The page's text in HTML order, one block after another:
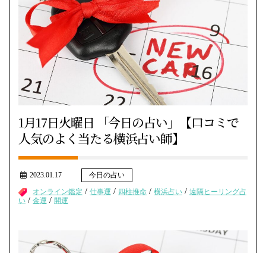
1月17日火曜日 「今日の占い」【口コミで
人気のよく当たる横浜占い師】
2023.01.17
今日の占い
オンライン鑑定 / 仕事運 / 四柱推命 / 横浜占い / 遠隔ヒーリング占
い / 金運 / 開運